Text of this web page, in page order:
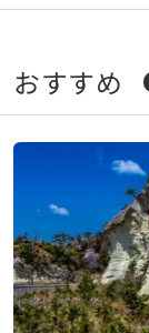
おすすめ